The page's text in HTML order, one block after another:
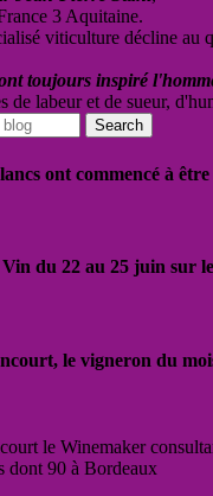
3 Aquitaine.
viticulture décline au
toujours inspiré
de labeur et de sueur,
ont commencé à
du 22 au 25 juin sur
le vigneron du
le Winemaker
dont 90 à Bordeaux